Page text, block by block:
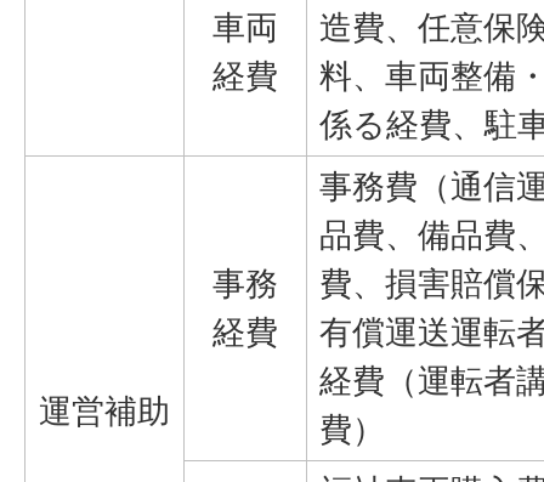
車両
経費
造費、任意保
料、車両整備
係る経費、駐
運営補助
事務
経費
事務費（通信
品費、備品費
費、損害賠償
有償運送運転
経費（運転者
費）